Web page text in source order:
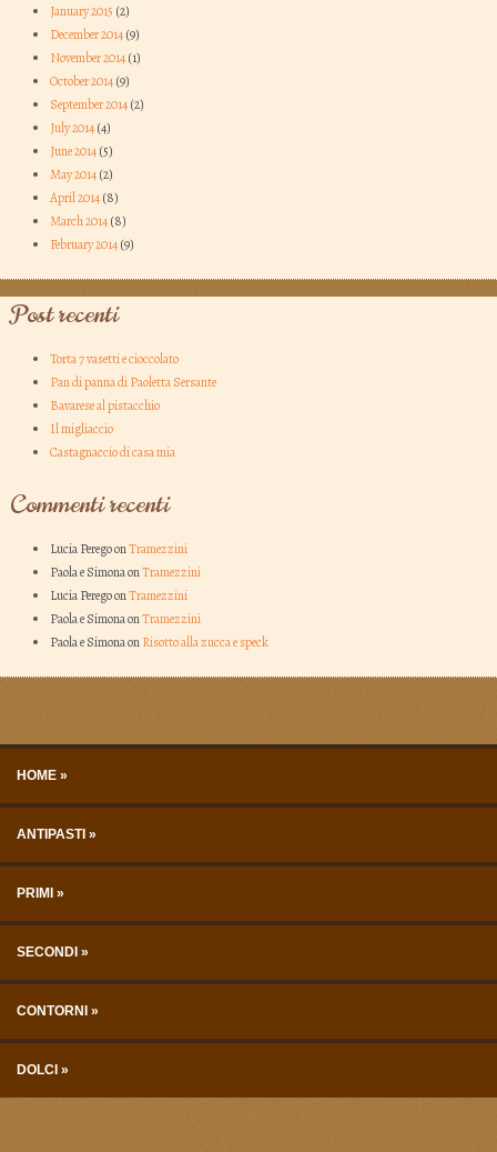
January 2015 (2)
December 2014(9)
November 2014(1)
October 2014(9)
September 2014(2)
July 2014(4)
June 2014(5)
May 2014(2)
April 2014(8)
March 2014(8)
February 2014(9)
Post recenti
Torta 7 vasetti e cioccolato
Pan di panna di Paoletta Sersante
Bavarese al pistacchio
Il migliaccio
Castagnaccio di casa mia
Commenti recenti
Lucia Perego onTramezzini
Paola e Simona onTramezzini
Lucia Perego onTramezzini
Paola e Simona onTramezzini
Paola e Simona onRisotto alla zucca e speck
Menu
Skip to content
HOME
ANTIPASTI
PRIMI
SECONDI
CONTORNI
DOLCI